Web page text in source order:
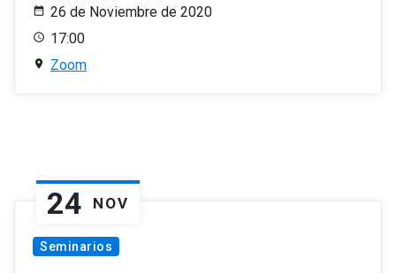
26 de Noviembre de 2020
17:00
Zoom
24 NOV
Seminarios